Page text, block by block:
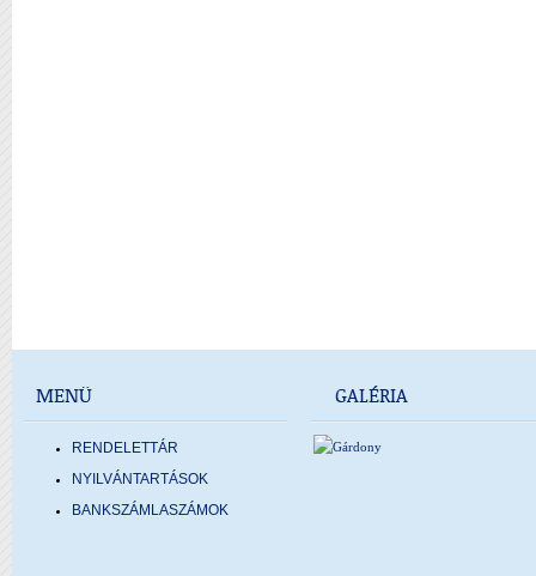
MENÜ
RENDELETTÁR
NYILVÁNTARTÁSOK
BANKSZÁMLASZÁMOK
GALÉRIA